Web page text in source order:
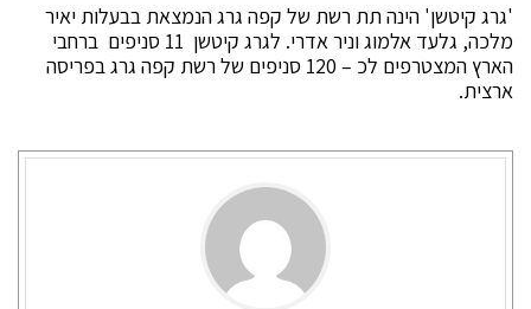
'גרג קיטשן' הינה תת רשת של קפה גרג הנמצאת בבעלות יאיר
מלכה, גלעד אלמוג וניר אדרי. לגרג קיטשן 11 סניפים ברחבי
הארץ המצטרפים לכ – 120 סניפים של רשת קפה גרג בפריסה
ארצית.